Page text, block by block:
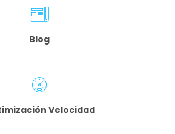
Blog
Velocidad